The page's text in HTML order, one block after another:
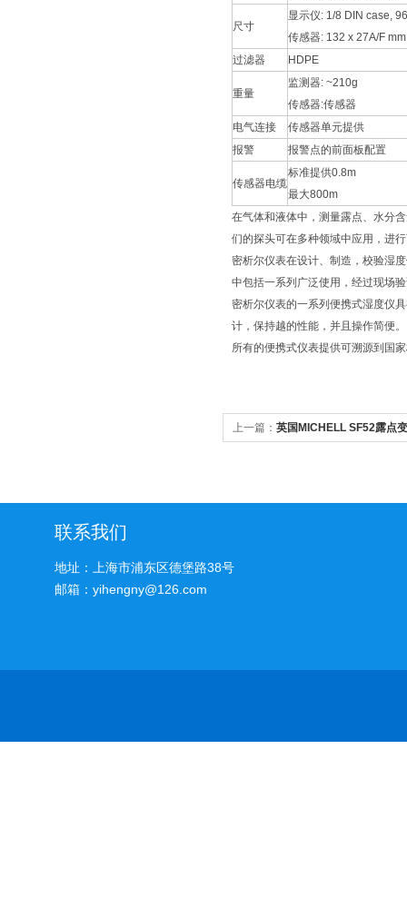
尺寸
显示仪: 1/8 DIN case,
传感器: 132 x 27A/F
过滤器
HDPE
重量
监测器: ~210g
传感器:传感器
电气连接
传感器单元提供
报警
报警点的前面板配置
传感器电缆
标准提供0.8m
最大800m
在气体和液体中，测量露点、水分
们的探头可在多种领域中应用，进
密析尔仪表在设计、制造，校验湿
中包括一系列广泛使用，经过现场
密析尔仪表的一系列便携式湿度仪
计，保持越的性能，并且操作简便。
所有的便携式仪表提供可溯源到国
上一篇： 英国MICHELL SF52露点
联系我们
地址：上海市浦东区德堡路38号
邮箱：yihengny@126.com